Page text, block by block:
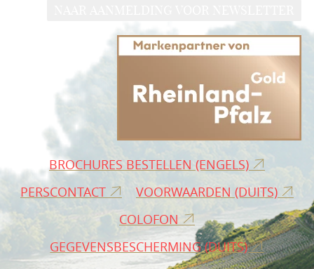
BROCHURES BESTELLEN (ENGELS)
PERSCONTACT
VOORWAARDEN (DUITS)
COLOFON
GEGEVENSBESCHERMING (DUITS)